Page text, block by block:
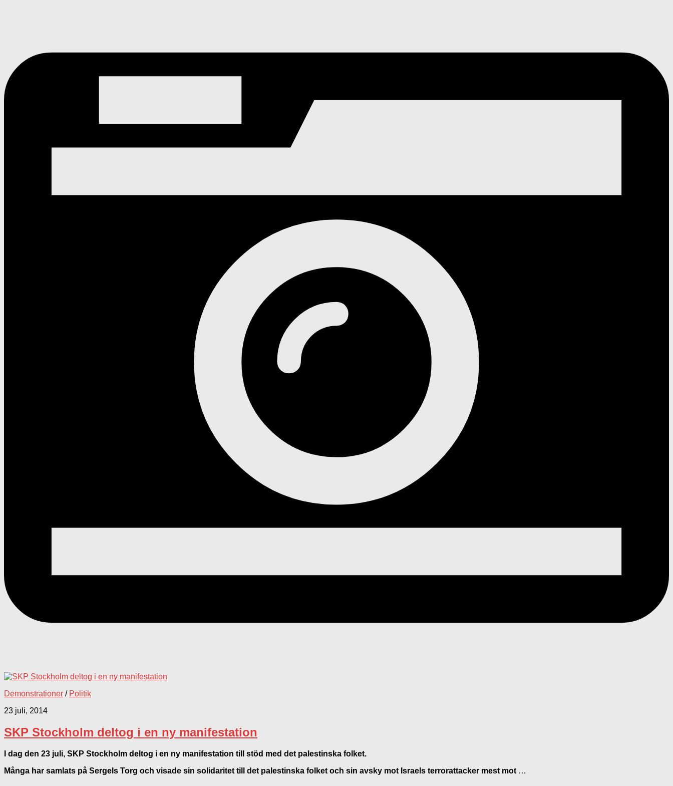
Demonstrationer / Politik
23 juli, 2014
SKP Stockholm deltog i en ny manifestation
I dag den 23 juli, SKP Stockholm deltog i en ny manifestation till stöd med det palestinska folket.
Många har samlats på Sergels Torg och visade sin solidaritet till det palestinska folket och sin avsky mot Israels terrorattacker mest mot …